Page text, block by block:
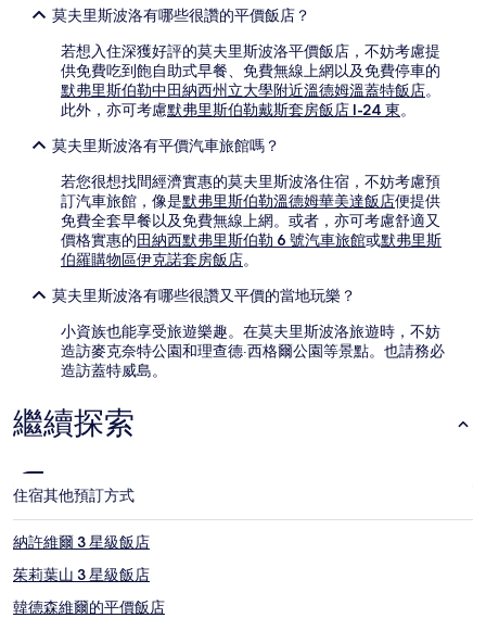
莫夫里斯波洛有哪些很讚的平價飯店？
若想入住深獲好評的莫夫里斯波洛平價飯店，不妨考慮提
供免費吃到飽自助式早餐、免費無線上網以及免費停車的
默弗里斯伯勒中田納西州立大學附近溫德姆溫蓋特飯店。
此外，亦可考慮默弗里斯伯勒戴斯套房飯店 I-24 東。
莫夫里斯波洛有平價汽車旅館嗎？
若您很想找間經濟實惠的莫夫里斯波洛住宿，不妨考慮預
訂汽車旅館，像是默弗里斯伯勒溫德姆華美達飯店便提供
免費全套早餐以及免費無線上網。或者，亦可考慮舒適又
價格實惠的田納西默弗里斯伯勒 6 號汽車旅館或默弗里斯
伯羅購物區伊克諾套房飯店。
莫夫里斯波洛有哪些很讚又平價的當地玩樂？
小資族也能享受旅遊樂趣。在莫夫里斯波洛旅遊時，不妨
造訪麥克奈特公園和理查德·西格爾公園等景點。也請務必
造訪蓋特威島。
繼續探索
住宿其他預訂方式
納許維爾 3 星級飯店
茱莉葉山 3 星級飯店
韓德森維爾的平價飯店